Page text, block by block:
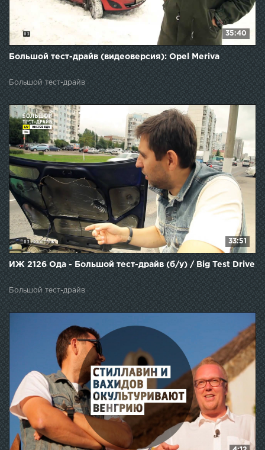
35:40
Большой тест-драйв (видеоверсия): Opel Meriva
Большой тест-драйв
33:51
ИЖ 2126 Ода - Большой тест-драйв (б/у) / Big Test Drive
Большой тест-драйв